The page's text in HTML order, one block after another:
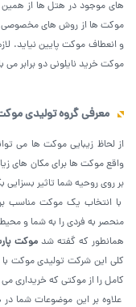
های موجود در هتل ها از
موکت ها از روش‌ های مخصوصی
و انعطاف موکت پایین نیاید.
موکت خرید نایلونی دو برابر می
معرفی گروه تولیدی
از لحاظ زیبایی موکت ها می
واقع موکت ها برای مکان های
بر روی روحیه شما تاثیر بسزایی
با انتخاب یک موکت مناسب
منحصر به فردی را به شما و
همانطور که گفته شدموکت
کلی این شرکت تولیدی موکت
کامل را از موکتی که خریداری
علاوه بر این موضوعات شما